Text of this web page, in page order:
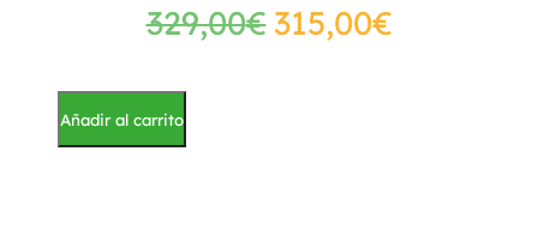
329,00€315,00€
Añadir al carrito